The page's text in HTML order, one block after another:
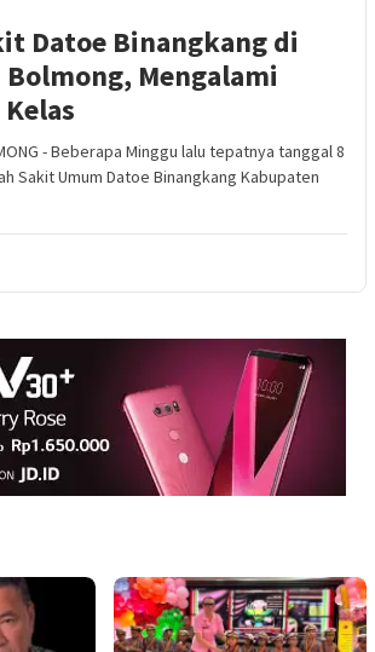
Datoe Binangkang di
Mengalami
- Beberapa Minggu lalu tepatnya tanggal 8
Sakit Umum Datoe Binangkang Kabupaten